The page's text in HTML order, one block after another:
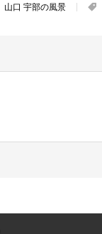
山口 宇部の風景